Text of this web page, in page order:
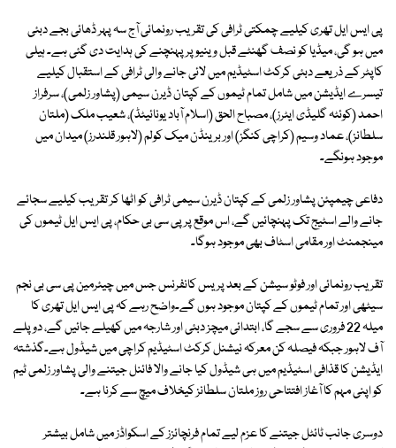
پی ایس ایل تھری کیلیے چمکتی ٹرافی کی تقریب رونمائی آج سہ پہر ڈھائی بجے دبئی
میں ہو گی، میڈیا کو نصف گھنٹے قبل وینیو پر پہنچنے کی ہدایت دی گئی ہے۔ ہیلی
کاپٹر کے ذریعے دبئی کرکٹ اسٹیڈیم میں لائی جانے والی ٹرافی کے استقبال کیلیے
تیسرے ایڈیشن میں شامل تمام ٹیموں کے کپتان ڈیرن سیمی (پشاور زلمی)، سرفراز
احمد (کوئٹہ گلیڈی ایٹرز)، مصباح الحق (اسلام آباد یونائیٹڈ)، شعیب ملک (ملتان
سلطانز)، عماد وسیم (کراچی کنگز) اور برینڈن میک کولم (لاہور قلندرز) میدان میں
موجود ہونگے۔
دفاعی چیمپئن پشاور زلمی کے کپتان ڈیرن سیمی ٹرافی کو اٹھا کر تقریب کیلیے سجائے
جانے والے اسٹیج تک پہنچائیں گے، اس موقع پر پی سی بی حکام، پی ایس ایل ٹیموں کی
مینجمنٹ اور مقامی اسٹاف بھی موجود ہوگا۔
تقریب رونمائی اور فوٹو سیشن کے بعد پریس کانفرنس جس میں چیئرمین پی سی بی نجم
سیٹھی اور تمام ٹیموں کے کپتان موجود ہوں گے۔واضح رہے کہ پی ایس ایل تھری کا
میلہ 22 فروری سے سجے گا، ابتدائی میچز دبئی اور شارجہ میں کھیلے جائیں گے، دو پلے
آف لاہور جبکہ فیصلہ کن معرکہ نیشنل کرکٹ اسٹیڈیم کراچی میں شیڈول ہے۔گذشتہ
ایڈیشن کا قذافی اسٹیڈیم میں ہی شیڈول کیا جانے والا فائنل جیتنے والی پشاور زلمی ٹیم
کو اپنی مہم کا آغاز افتتاحی روز ملتان سلطانز کیخلاف میچ سے کرنا ہے۔
دوسری جانب ٹائٹل جیتنے کا عزم لیے تمام فرنچائزز کے اسکواڈز میں شامل بیشتر